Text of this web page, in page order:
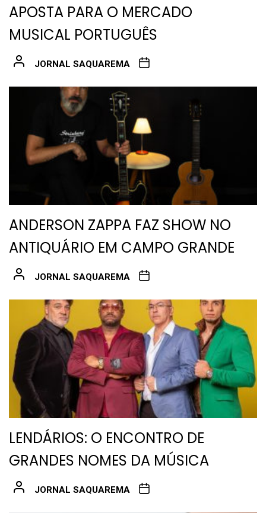
APOSTA PARA O MERCADO
MUSICAL PORTUGUÊS
JORNAL SAQUAREMA
ANDERSON ZAPPA FAZ SHOW NO
ANTIQUÁRIO EM CAMPO GRANDE
JORNAL SAQUAREMA
LENDÁRIOS: O ENCONTRO DE
GRANDES NOMES DA MÚSICA
JORNAL SAQUAREMA